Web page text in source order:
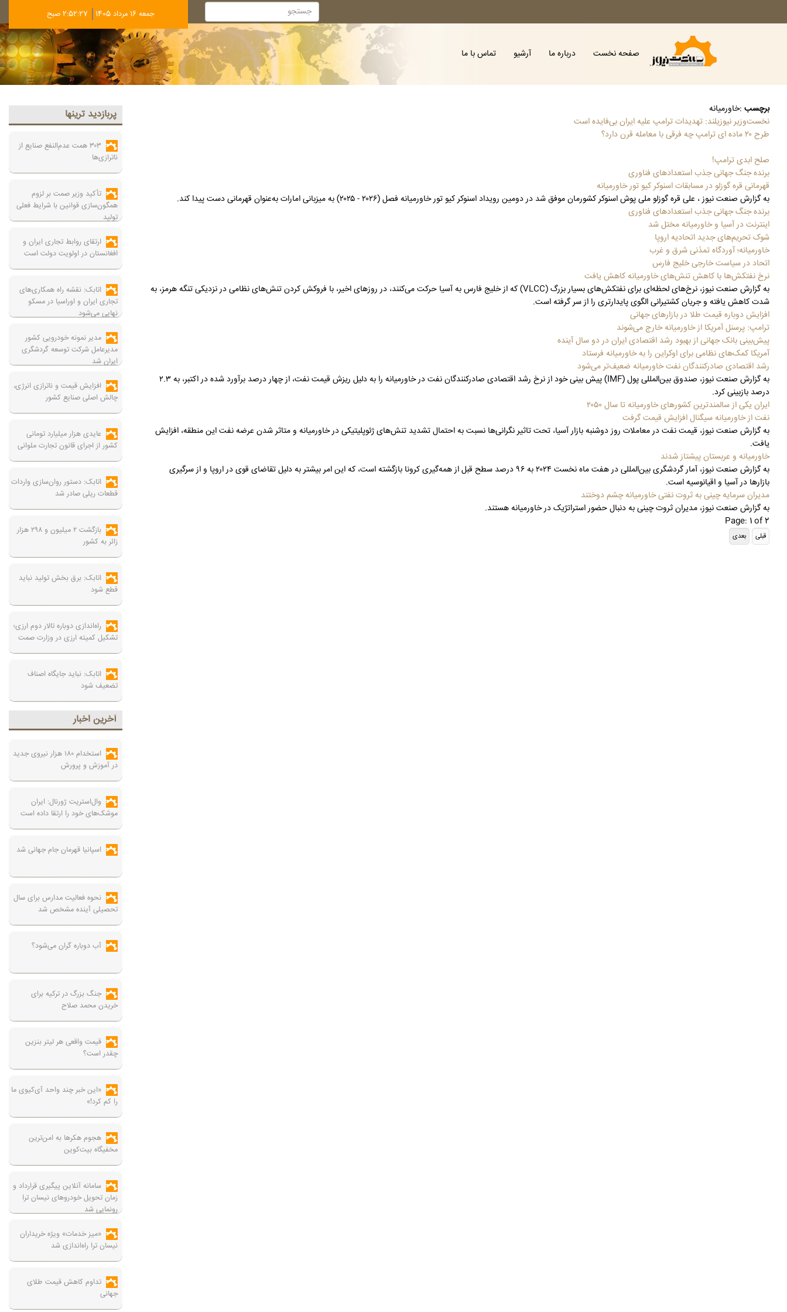
جمعه 16 مرداد 1405 2:52:28 صبح
صفحه نخست درباره ما آرشیو تماس با ما
برچسب :خاورمیانه
نخست‌وزیر نیوزیلند: تهدیدات ترامپ علیه ایران بی‌فایده است
طرح ۲۰ ماده ای ترامپ چه فرقی با معامله قرن دارد؟
صلح ابدی ترامپ!
برنده جنگ جهانی جذب استعدادهای فناوری
قهرمانی قره گوزلو در مسابقات اسنوکر کیو تور خاورمیانه
به گزارش صنعت نیوز ، علی قره گوزلو ملی پوش اسنوکر کشورمان موفق شد در دومین رویداد اسنوکر کیو تور خاورمیانه فصل (۲۰۲۶ - ۲۰۲۵) به میزبانی امارات به‌عنوان قهرمانی دست پیدا کند.
برنده جنگ جهانی جذب استعدادهای فناوری
اینترنت در آسیا و خاورمیانه مختل شد
شوک تحریم‌های جدید اتحادیه اروپا
خاورمیانه؛ آوردگاه تمدّنی شرق و غرب
اتحاد در سیاست خارجی خلیج فارس
نرخ نفتکش‌ها با کاهش تنش‌های خاورمیانه کاهش یافت
به گزارش صنعت نیوز، نرخ‌های لحظه‌ای برای نفتکش‌های بسیار بزرگ (VLCC) که از خلیج فارس به آسیا حرکت می‌کنند، در روزهای اخیر، با فروکش کردن تنش‌های نظامی در نزدیکی تنگه هرمز، به
شدت کاهش یافته و جریان کشتیرانی الگوی پایدارتری را از سر گرفته است.
افزایش دوباره قیمت طلا در بازارهای جهانی
ترامپ: پرسنل آمریکا از خاورمیانه خارج می‌شوند
پیش‌بینی بانک جهانی از بهبود رشد اقتصادی ایران در دو سال آینده
آمریکا کمک‌های نظامی برای اوکراین را به خاورمیانه فرستاد
رشد اقتصادی صادرکنندگان نفت خاورمیانه ضعیف‌تر می‌شود
به گزارش صنعت نیوز، صندوق بین‌المللی پول (IMF) پیش بینی خود از نرخ رشد اقتصادی صادرکنندگان نفت در خاورمیانه را به دلیل ریزش قیمت نفت، از چهار درصد برآورد شده در اکتبر، به ۲.۳
درصد بازبینی کرد.
ایران یکی از سالمندترین کشورهای خاورمیانه تا سال ۲۰۵۰
نفت از خاورمیانه سیگنال افزایش قیمت گرفت
به گزارش صنعت نیوز، قیمت نفت در معاملات روز دوشنبه بازار آسیا، تحت تاثیر نگرانی‌ها نسبت به احتمال تشدید تنش‌های ژئوپلیتیکی در خاورمیانه و متاثر شدن عرضه نفت این منطقه، افزایش
یافت.
خاورمیانه و عربستان پیشتاز شدند
به گزارش صنعت نیوز، آمار گردشگری بین‌المللی در هفت ماه نخست ۲۰۲۴ به ۹۶ درصد سطح قبل از همه‌گیری کرونا بازگشته است، که این امر بیشتر به دلیل تقاضای قوی در اروپا و از سرگیری
بازارها در آسیا و اقیانوسیه است.
مدیران سرمایه چینی به ثروت نفتی خاورمیانه چشم دوختند
به گزارش صنعت نیوز، مدیران ثروت چینی به دنبال حضور استراتژیک در خاورمیانه هستند.
Page: 1 of 2
پربازديد ترينها
۳۰۳ همت عدم‌النفع صنایع از
ناترازی‌ها
تأکید وزیر صمت بر لزوم
همگون‌سازی قوانین با شرایط فعلی
تولید
ارتقای روابط تجاری ایران و
افغانستان در اولویت دولت است
اتابک: نقشه راه همکاری‌های
تجاری ایران و اوراسیا در مسکو
نهایی می‌شود
مدیر نمونه خودرویی کشور
مدیرعامل شرکت توسعه گردشگری
ایران شد
افزایش قیمت و ناترازی انرژی،
چالش اصلی صنایع کشور
عایدی هزار میلیارد تومانی
کشور از اجرای قانون تجارت ملوانی
اتابک: دستور روان‌سازی واردات
قطعات ریلی صادر شد
بازگشت ۲ میلیون و ۲۹۸ هزار
زائر به کشور
اتابک: برق بخش تولید نباید
قطع شود
راه‌اندازی دوباره تالار دوم ارزی؛
تشکیل کمیته ارزی در وزارت صمت
اتابک: نباید جایگاه اصناف
تضعیف شود
آخرين اخبار
استخدام ۱۸۰ هزار نیروی جدید
در آموزش‌ و پرورش
وال‌استریت ژورنال: ایران
موشک‌های خود را ارتقا داده است
اسپانیا قهرمان جام جهانی شد
نحوه فعالیت مدارس برای سال
تحصیلی آینده مشخص شد
آب دوباره گران می‌شود؟
جنگ بزرگ در ترکیه برای
خریدن محمد صلاح
قیمت واقعی هر لیتر بنزین
چقدر است؟
«این خبر چند واحد آی‌کیوی ما
را کم کرد!»
هجوم هکرها به امن‌ترین
مخفیگاه بیت‌کوین
سامانه آنلاین پیگیری قرارداد‌ و
زمان تحویل خودرو‌های نیسان ترا
رونمایی شد
«میز خدمات» ویژه خریداران
نیسان ترا راه‌اندازی شد
تداوم کاهش قیمت طلای
جهانی